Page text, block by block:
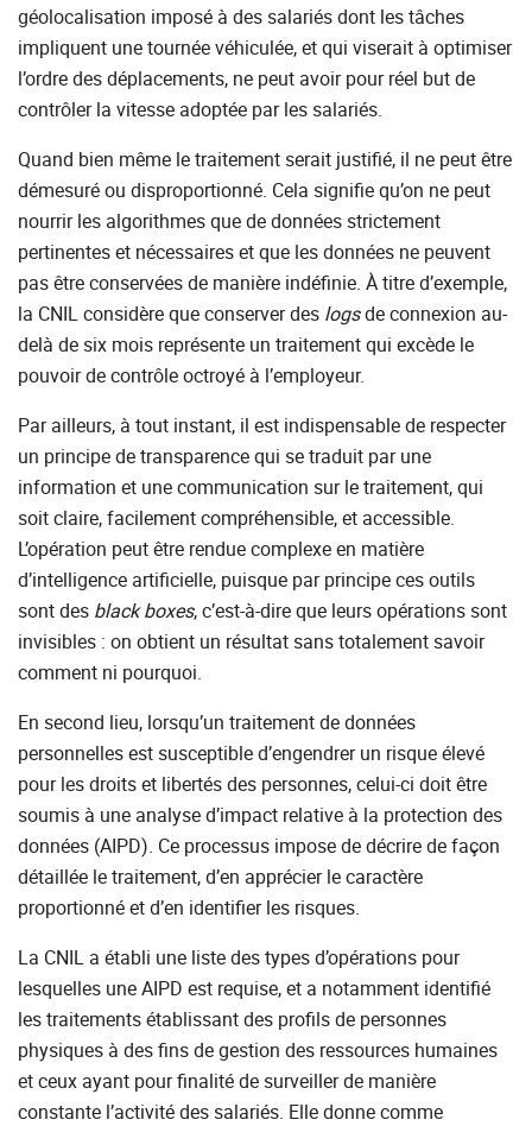
géolocalisation imposé à des salariés dont les tâches
impliquent une tournée véhiculée, et qui viserait à optimiser
l’ordre des déplacements, ne peut avoir pour réel but de
contrôler la vitesse adoptée par les salariés.
Quand bien même le traitement serait justifié, il ne peut être
démesuré ou disproportionné. Cela signifie qu’on ne peut
nourrir les algorithmes que de données strictement
pertinentes et nécessaires et que les données ne peuvent
pas être conservées de manière indéfinie. À titre d’exemple,
la CNIL considère que conserver des logsde connexion au-
delà de six mois représente un traitement qui excède le
pouvoir de contrôle octroyé à l’employeur.
Par ailleurs, à tout instant, il est indispensable de respecter
un principe de transparence qui se traduit par une
information et une communication sur le traitement, qui
soit claire, facilement compréhensible, et accessible.
L’opération peut être rendue complexe en matière
d’intelligence artificielle, puisque par principe ces outils
sont des black boxes, c’est-à-dire que leurs opérations sont
invisibles : on obtient un résultat sans totalement savoir
comment ni pourquoi.
En second lieu, lorsqu’un traitement de données
personnelles est susceptible d’engendrer un risque élevé
pour les droits et libertés des personnes, celui-ci doit être
soumis à une analyse d’impact relative à la protection des
données (AIPD). Ce processus impose de décrire de façon
détaillée le traitement, d’en apprécier le caractère
proportionné et d’en identifier les risques.
La CNIL a établi une liste des types d’opérations pour
lesquelles une AIPD est requise, et a notamment identifié
les traitements établissant des profils de personnes
physiques à des fins de gestion des ressources humaines
et ceux ayant pour finalité de surveiller de manière
constante l’activité des salariés. Elle donne comme